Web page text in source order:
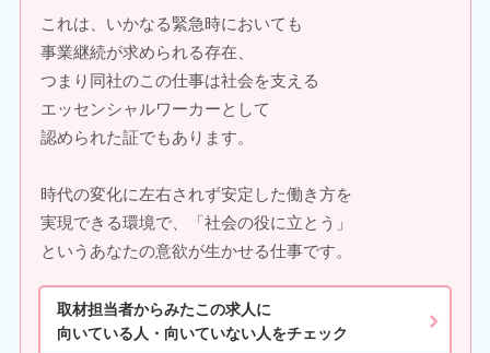
これは、いかなる緊急時においても
事業継続が求められる存在、
つまり同社のこの仕事は社会を支える
エッセンシャルワーカーとして
認められた証でもあります。
時代の変化に左右されず安定した働き方を
実現できる環境で、「社会の役に立とう」
というあなたの意欲が生かせる仕事です。
取材担当者からみたこの求人に
向いている人・向いていない人をチェック